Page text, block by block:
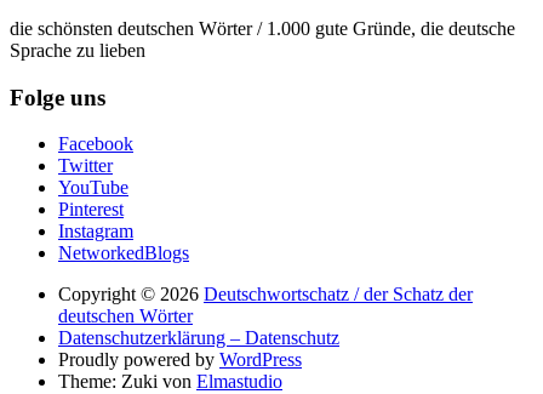
die schönsten deutschen Wörter / 1.000 gute Gründe, die deutsche
Sprache zu lieben
Folge uns
Facebook
Twitter
YouTube
Pinterest
Instagram
NetworkedBlogs
Copyright © 2026 Deutschwortschatz / der Schatz der
deutschen Wörter
Datenschutzerklärung – Datenschutz
Proudly powered by WordPress
Theme: Zuki von Elmastudio